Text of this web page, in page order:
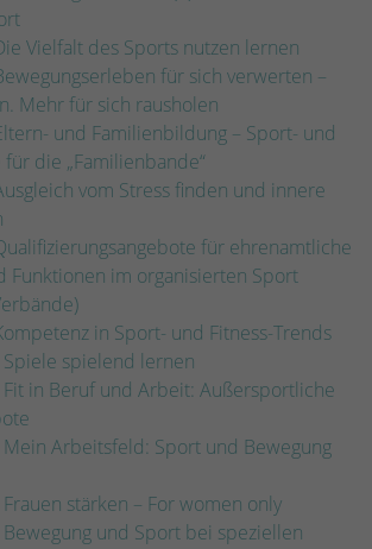
Vielfalt des Sports nutzen lernen
für sich verwerten –
Mehr für sich rausholen
und Familienbildung – Sport- und
die „Familienbande“
vom Stress finden und innere
für ehrenamtliche
Funktionen im organisierten Sport
in Sport- und Fitness-Trends
Spiele spielend lernen
Fit in Beruf und Arbeit: Außersportliche
Mein Arbeitsfeld: Sport und Bewegung
stärken – For women only
Bewegung und Sport bei speziellen